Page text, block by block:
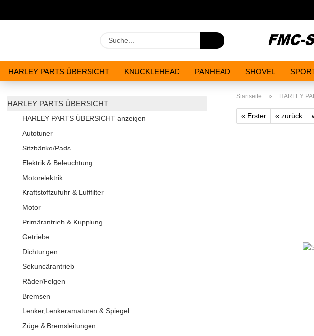
Suche...
HARLEY PARTS ÜBERSICHT KNUCKLEHEAD PANHEAD SHOVEL
Startseite » HARLEY
« Erster « zurück
HARLEY PARTS ÜBERSICHT
HARLEY PARTS ÜBERSICHT anzeigen
Autotuner
Sitzbänke/Pads
Elektrik & Beleuchtung
Motorelektrik
Kraftstoffzufuhr & Luftfilter
Motor
Primärantrieb & Kupplung
Getriebe
Dichtungen
Sekundärantrieb
Räder/Felgen
Bremsen
Lenker,Lenkeramaturen & Spiegel
Züge & Bremsleitungen